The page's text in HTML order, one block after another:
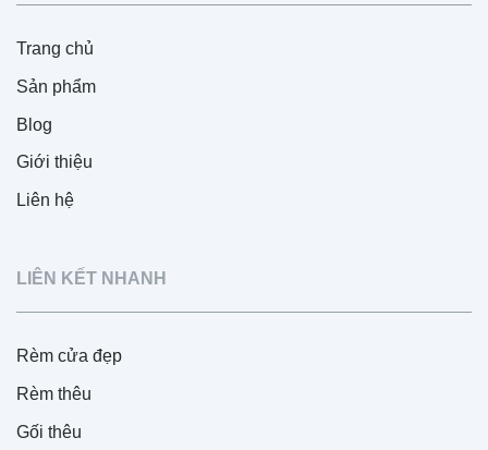
Trang chủ
Sản phẩm
Blog
Giới thiệu
Liên hệ
LIÊN KẾT NHANH
Rèm cửa đẹp
Rèm thêu
Gối thêu